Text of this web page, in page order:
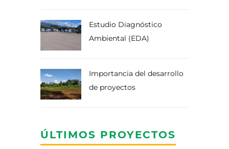
Estudio Diagnóstico
Ambiental (EDA)
Importancia del desarrollo
de proyectos
ÚLTIMOS PROYECTOS